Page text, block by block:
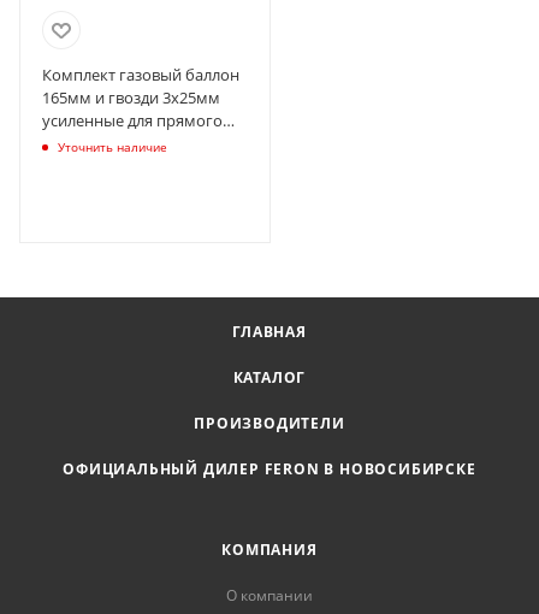
Комплект газовый баллон
165мм и гвозди 3х25мм
усиленные для прямого
монтажа (1000шт)
Уточнить наличие
ГЛАВНАЯ
КАТАЛОГ
ПРОИЗВОДИТЕЛИ
ОФИЦИАЛЬНЫЙ ДИЛЕР FERON В НОВОСИБИРСКЕ
КОМПАНИЯ
О компании